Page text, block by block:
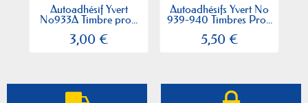
Autoadhésif Yvert
No933A Timbre pro...
3,00 €
Autoadhésifs Yvert No
939-940 Timbres Pro...
5,50 €